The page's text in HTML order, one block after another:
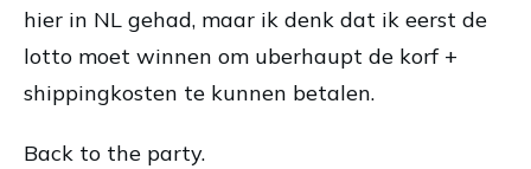
hier in NL gehad, maar ik denk dat ik eerst de
lotto moet winnen om uberhaupt de korf +
shippingkosten te kunnen betalen.
Back to the party.